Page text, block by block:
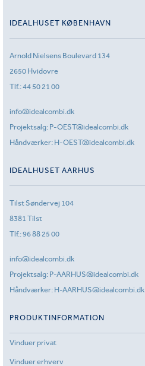
IDEALHUSET KØBENHAVN
Arnold Nielsens Boulevard 134
2650 Hvidovre
Tlf.:44 50 21 00
info@idealcombi.dk
Projektsalg: P-OEST@idealcombi.dk
Håndværker: H-OEST@idealcombi.dk
IDEALHUSET AARHUS
Tilst Søndervej 104
8381 Tilst
Tlf.:96 88 25 00
info@idealcombi.dk
Projektsalg: P-AARHUS@idealcombi.dk
Håndværker: H-AARHUS@idealcombi.dk
PRODUKTINFORMATION
Vinduer privat
Vinduer erhverv